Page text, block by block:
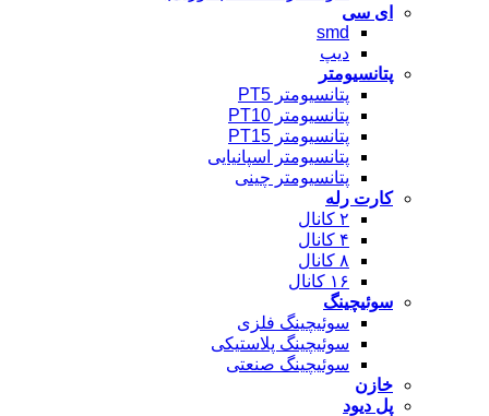
ای سی
smd
دیپ
پتانسیومتر
پتانسیومتر PT5
پتانسیومتر PT10
پتانسیومتر PT15
پتانسیومتر اسپانیایی
پتانسیومتر چینی
کارت رله
۲ کانال
۴ کانال
۸ کانال
۱۶ کانال
سوئیچینگ
سوئیچینگ فلزی
سوئیچینگ پلاستیکی
سوئیچینگ صنعتی
خازن
پل دیود